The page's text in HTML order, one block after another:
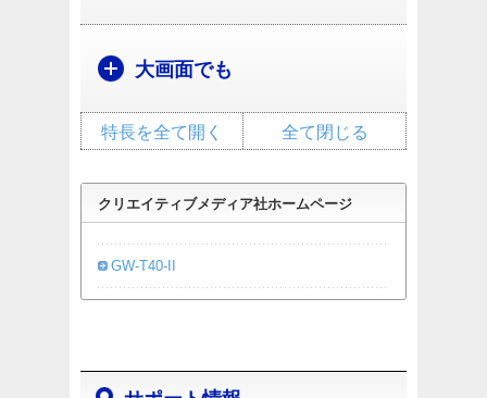
大画面でも
全て閉じる
特長を全て開く
クリエイティブメディア社ホームページ
GW-T40-II